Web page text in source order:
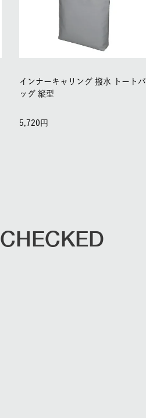
インナーキャリング 撥水 トートバ
ッグ 縦型
5,720
CHECKED